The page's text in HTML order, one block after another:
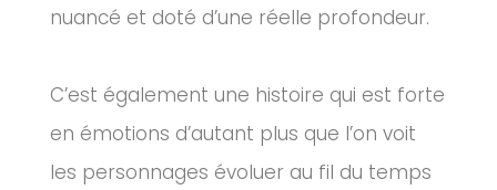
nuancé et doté d’une réelle profondeur.
C’est également une histoire qui est forte
en émotions d’autant plus que l’on voit
les personnages évoluer au fil du temps